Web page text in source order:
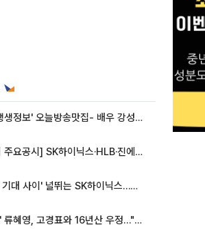
'2TV 생생정보' 오늘방송맛집- 배우 강성진 단골! 쌀국수ㆍ푸팟퐁 커리 맛집 '블○○○'
[오늘의 주요공시] SK하이닉스·HLB·진에어·포스코홀딩스·네이버·대우건설 등
'불안과 기대 사이' 널뛰는 SK하이닉스…증권가 "HBM4·LTA 기반 펀터멘털 견고"
'나혼산' 류혜영, 고경표와 16년산 우정…"자취방서 부모님과 마주쳐"